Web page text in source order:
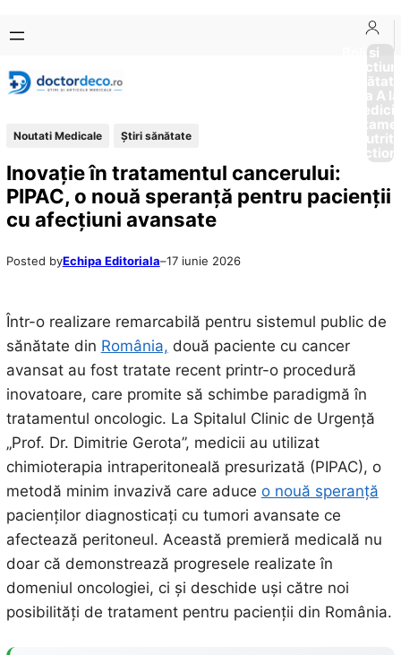
conținut
content
Boli si
Afectiuni
Sănătate
de la A
Noutati Medicale Ştiri sănătate
Inovație în tratamentul cancerului:
PIPAC, o nouă speranță pentru pacienții
cu afecțiuni avansate
Posted byEchipa Editoriala–17 iunie 2026
Într-o realizare remarcabilă pentru sistemul public de
sănătate din România, două paciente cu cancer
avansat au fost tratate recent printr-o procedură
inovatoare, care promite să schimbe paradigmă în
tratamentul oncologic. La Spitalul Clinic de Urgență
„Prof. Dr. Dimitrie Gerota”, medicii au utilizat
chimioterapia intraperitoneală presurizată (PIPAC), o
metodă minim invazivă care aduce o nouă speranță
pacienților diagnosticați cu tumori avansate ce
afectează peritoneul. Această premieră medicală nu
doar că demonstrează progresele realizate în
domeniul oncologiei, ci și deschide uși către noi
posibilități de tratament pentru pacienții din România.